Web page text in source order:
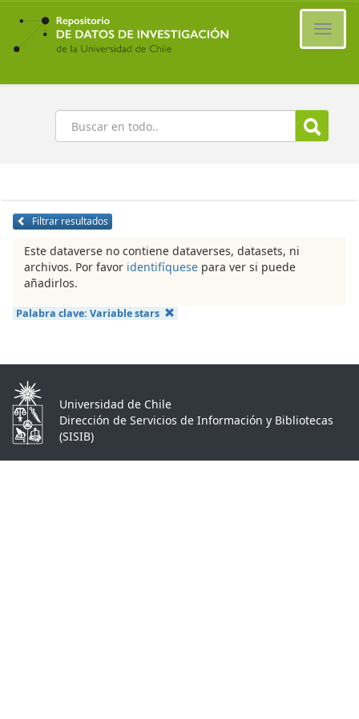
Ir
contenido
principal
Buscar
Filtrar resultados
Este dataverse no contiene dataverses, datasets, ni
archivos. Por favor identifíquese para ver si puede
añadirlos.
Palabra clave: Variable stars
Universidad de Chile
Dirección de Servicios de Información y Bibliotecas
(SISIB)